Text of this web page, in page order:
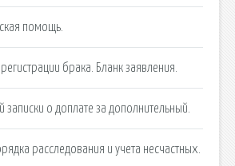
помощь.
брака. Бланк заявления.
о доплате за дополнительный.
расследования и учета несчастных.